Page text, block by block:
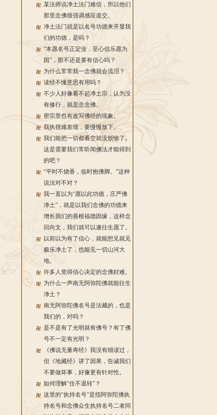
某法师说净土法门难信，所以他们
那里念佛很强调感应道交。
净土法门就是以名号功德来开显我
们的功德，是吗？
“本愿名号正定业，至心信乐愿为
因”，那不还是要有信心吗？
为什么常常我一念佛就会流泪？
读经不懂意思有用吗？
不少人好像看不起净土宗，认为没
有修行，就是念念佛。
密宗里也有改写佛经的现象。
我执很难发现，要慢慢放下。
我们能把一切都看空就没烦恼了。
这是需要我们常听闻佛法才能得到
的吧？
“平时不烧香，临时抱佛脚。”这种
说法对不对？
我一直以为“愿以此功德，庄严佛
净土”，就是以我们念佛的功德来
增长我们的善根福德因缘，这样念
回向文，我们就可以遂往生愿了。
以前以为有了信心，就能想见就见
极乐净土了，也能见一切山河大
地。
许多人觉得信心决定的念佛好难。
为什么一声南无阿弥陀佛就能往生
净土？
南无阿弥陀佛名号是法藏的，也是
我们的，对吗？
是不是有了光明就有佛号？有了佛
号不一定有光明？
《佛说无量寿经》我没有细读过，
但《地藏经》讲了因果，告诫我们
不要做坏事，好像更有针对性。
如何理解“住不退转”？
这里的“执持名号”是指阿弥陀佛执
持名号和念佛众生执持名号二者同